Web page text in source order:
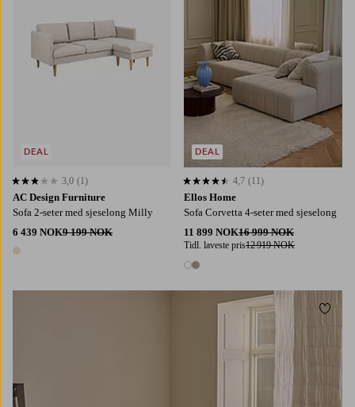
AC Design Furniture
Sofa 2-seter med sjeselong Milly
6 439 NOK9 199 NOK
1 farge
3,0 basert på 1 karaktergivninger
3,0 (1)
DEAL
Ellos Home
Sofa Corvetta 4-seter med sjeselong
11 899 NOK16 999 NOK
Tidl. laveste pris12 919 NOK
2 farger
4,7 basert på 11 karaktergivninger
4,7 (11)
DEAL